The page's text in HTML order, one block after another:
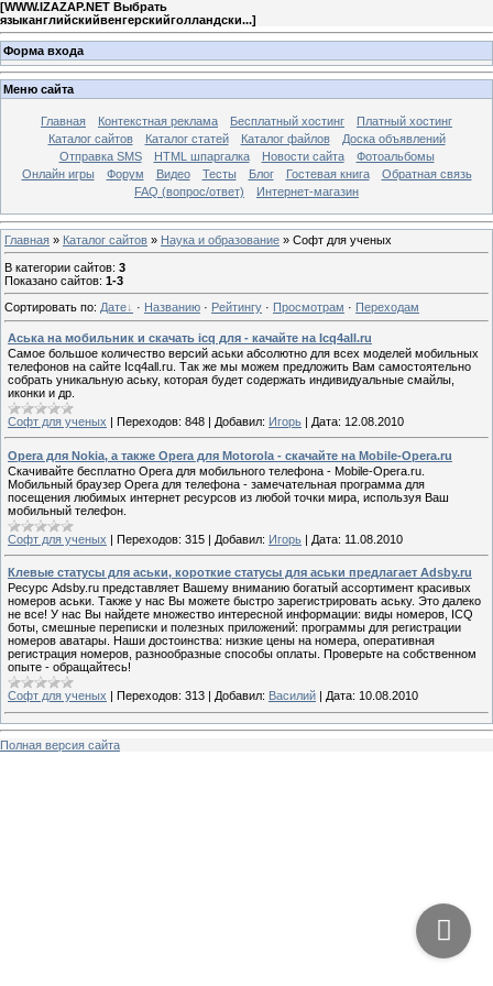
[WWW.IZAZAP.NET Выбрать
языканглийскийвенгерскийголландски...]
Форма входа
Меню сайта
Главная Контекстная реклама Бесплатный хостинг
Платный хостинг
Каталог сайтов
Каталог статей Каталог файлов
Доска объявлений
Отправка SMS
HTML шпаргалка Новости сайта
Фотоальбомы
Онлайн игры
Форум Видео Тесты Блог Гостевая книга
Обратная связь
FAQ (вопрос/ответ)
Интернет-магазин
Главная » Каталог сайтов » Наука и образование » Софт для ученых
В категории сайтов: 3
Показано сайтов: 1-3
Сортировать по: Дате · Названию · Рейтингу · Просмотрам · Переходам
Аська на мобильник и скачать icq для - качайте на Icq4all.ru
Самое большое количество версий аськи абсолютно для всех моделей мобильных
телефонов на сайте Icq4all.ru. Так же мы можем предложить Вам самостоятельно
собрать уникальную аську, которая будет содержать индивидуальные смайлы,
иконки и др.
Софт для ученых | Переходов: 848 | Добавил: Игорь | Дата: 12.08.2010
Opera для Nokia, а также Opera для Motorola - скачайте на Mobile-Opera.ru
Скачивайте бесплатно Opera для мобильного телефона - Mobile-Opera.ru.
Мобильный браузер Opera для телефона - замечательная программа для
посещения любимых интернет ресурсов из любой точки мира, используя Ваш
мобильный телефон.
Софт для ученых | Переходов: 315 | Добавил: Игорь | Дата: 11.08.2010
Клевые статусы для аськи, короткие статусы для аськи предлагает Adsby.ru
Ресурс Adsby.ru представляет Вашему вниманию богатый ассортимент красивых
номеров аськи. Также у нас Вы можете быстро зарегистрировать аську. Это далеко
не все! У нас Вы найдете множество интересной информации: виды номеров, ICQ
боты, смешные переписки и полезных приложений: программы для регистрации
номеров аватары. Наши достоинства: низкие цены на номера, оперативная
регистрация номеров, разнообразные способы оплаты. Проверьте на собственном
опыте - обращайтесь!
Софт для ученых Переходов: 313 Добавил: Василий Дата: 10.08.2010
Полная версия сайта